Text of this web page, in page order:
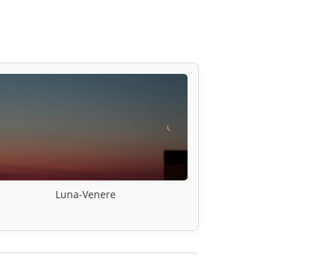
Luna-Venere